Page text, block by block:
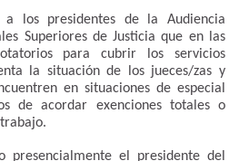
a los presidentes de la Audiencia
Superiores de Justicia que en las
para cubrir los servicios
la situación de los jueces/zas y
en situaciones de especial
de acordar exenciones totales o
presencialmente el presidente del